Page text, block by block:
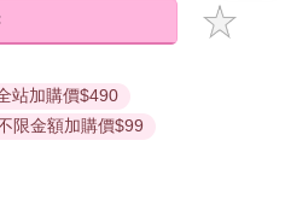
買的電子書僅能以金石堂專屬
其他閱讀器或直接下載檔案。
及行政院消費者保護處公告之
站加購價$490
限金額加購價$99